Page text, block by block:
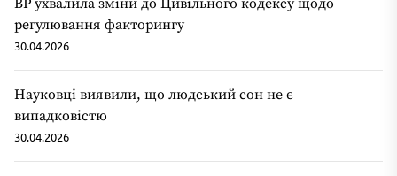
ВР ухвалила зміни до Цивільного кодексу щодо
регулювання факторингу
30.04.2026
Науковці виявили, що людський сон не є
випадковістю
30.04.2026